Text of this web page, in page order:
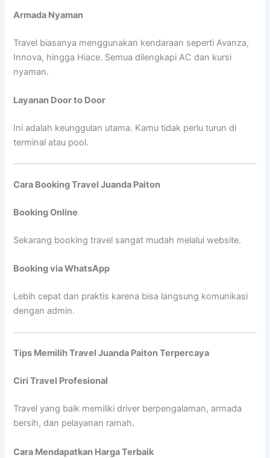
Armada Nyaman
Travel biasanya menggunakan kendaraan seperti Avanza,
Innova, hingga Hiace. Semua dilengkapi AC dan kursi
nyaman.
Layanan Door to Door
Ini adalah keunggulan utama. Kamu tidak perlu turun di
terminal atau pool.
Cara Booking Travel Juanda Paiton
Booking Online
Sekarang booking travel sangat mudah melalui website.
Booking via WhatsApp
Lebih cepat dan praktis karena bisa langsung komunikasi
dengan admin.
Tips Memilih Travel Juanda Paiton Terpercaya
Ciri Travel Profesional
Travel yang baik memiliki driver berpengalaman, armada
bersih, dan pelayanan ramah.
Cara Mendapatkan Harga Terbaik